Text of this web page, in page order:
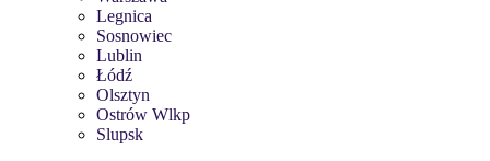
Legnica
Sosnowiec
Lublin
Łódź
Olsztyn
Ostrów Wlkp
Slupsk